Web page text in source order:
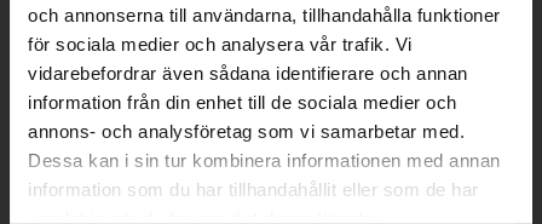
och annonserna till användarna, tillhandahålla funktioner
för sociala medier och analysera vår trafik. Vi
vidarebefordrar även sådana identifierare och annan
information från din enhet till de sociala medier och
annons- och analysföretag som vi samarbetar med.
Dessa kan i sin tur kombinera informationen med annan
information som du har tillhandahållit eller som de har
samlat in när du har använt deras tjänster.
Kontakt
Mitt konto
Köpvillkor
Leverans
Prisgaranti